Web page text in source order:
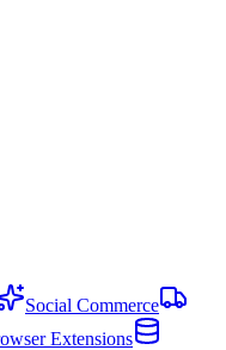
Social Commerce
Extensions